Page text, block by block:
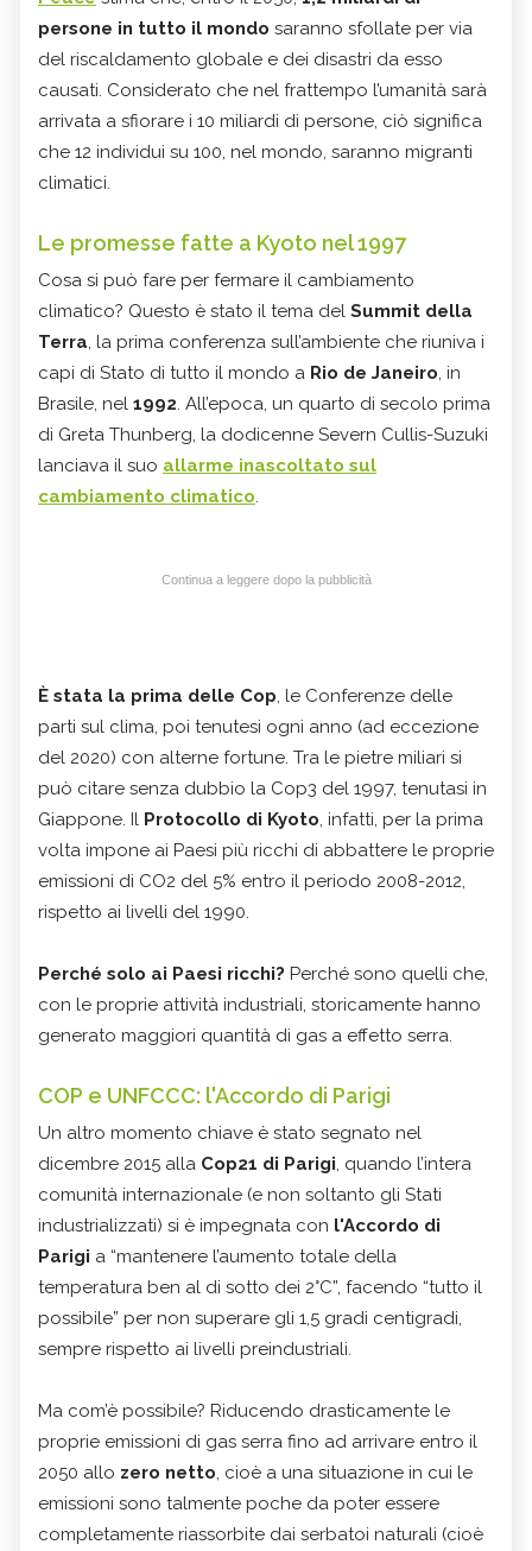
persone in tutto il mondo saranno sfollate per via
del riscaldamento globale e dei disastri da esso
causati. Considerato che nel frattempo l’umanità sarà
arrivata a sfiorare i 10 miliardi di persone, ciò significa
che 12 individui su 100, nel mondo, saranno migranti
climatici.
Le promesse fatte a Kyoto nel 1997
Cosa si può fare per fermare il cambiamento
climatico? Questo è stato il tema del Summit della
Terra, la prima conferenza sull’ambiente che riuniva i
capi di Stato di tutto il mondo a Rio de Janeiro, in
Brasile, nel 1992. All’epoca, un quarto di secolo prima
di Greta Thunberg, la dodicenne Severn Cullis-Suzuki
lanciava il suo allarme inascoltato sul
cambiamento climatico.
Continua a leggere dopo la pubblicità
È stata la prima delle Cop, le Conferenze delle
parti sul clima, poi tenutesi ogni anno (ad eccezione
del 2020) con alterne fortune. Tra le pietre miliari si
può citare senza dubbio la Cop3 del 1997, tenutasi in
Giappone. Il Protocollo di Kyoto, infatti, per la prima
volta impone ai Paesi più ricchi di abbattere le proprie
emissioni di CO2 del 5% entro il periodo 2008-2012,
rispetto ai livelli del 1990.
Perché solo ai Paesi ricchi? Perché sono quelli che,
con le proprie attività industriali, storicamente hanno
generato maggiori quantità di gas a effetto serra.
COP e UNFCCC: l'Accordo di Parigi
Un altro momento chiave è stato segnato nel
dicembre 2015 alla Cop21 di Parigi, quando l’intera
comunità internazionale (e non soltanto gli Stati
industrializzati) si è impegnata con l'Accordo di
Parigi a “mantenere l’aumento totale della
temperatura ben al di sotto dei 2°C”, facendo “tutto il
possibile” per non superare gli 1,5 gradi centigradi,
sempre rispetto ai livelli preindustriali.
Ma com’è possibile? Riducendo drasticamente le
proprie emissioni di gas serra fino ad arrivare entro il
2050 allo zero netto, cioè a una situazione in cui le
emissioni sono talmente poche da poter essere
completamente riassorbite dai serbatoi naturali (cioè